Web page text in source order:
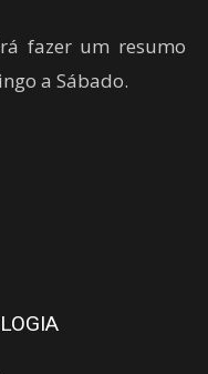
fazer um resumo
a Sábado.